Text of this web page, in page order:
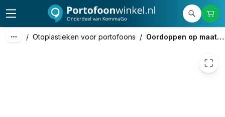
/ Otoplastieken voor portofoons / Oordoppen op maat voor de bouw
115,00 excl. btw
139,15 incl. btw